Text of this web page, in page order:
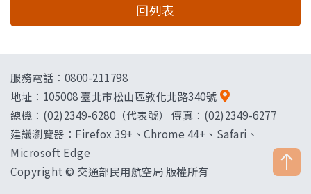
回列表
服務電話：0800-211798
地址： 105008 臺北市松山區敦化北路340號
總機：(02)2349-6280（代表號） 傳真：(02)2349-6277
建議瀏覽器：Firefox 39+、Chrome 44+、Safari、
Microsoft Edge
Copyright © 交通部民用航空局 版權所有